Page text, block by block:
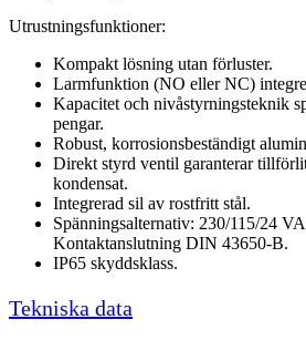
Utrustningsfunktioner:
Kompakt lösning utan förluster.
Larmfunktion (NO eller NC)
Kapacitet och nivåstyrningsteknik
pengar.
Robust, korrosionsbeständigt
Direkt styrd ventil garanterar
kondensat.
Integrerad sil av rostfritt stål.
Spänningsalternativ: 230/115/24
Kontaktanslutning DIN 43650-B.
IP65 skyddsklass.
Tekniska data